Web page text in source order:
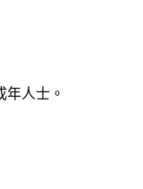
年人士。